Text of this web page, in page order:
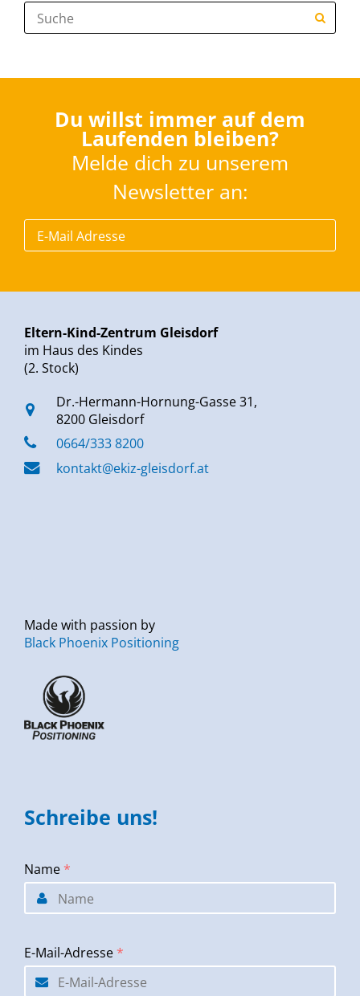
Suche:
Du willst immer auf dem
Laufenden bleiben?
Melde dich zu unserem
Newsletter an:
Eltern-Kind-Zentrum Gleisdorf
im Haus des Kindes
(2. Stock)
Dr.-Hermann-Hornung-Gasse 31,
8200 Gleisdorf
0664/333 8200
kontakt@ekiz-gleisdorf.at
Made with passion by
Black Phoenix Positioning
Schreibe uns!
Name *
E-Mail-Adresse *